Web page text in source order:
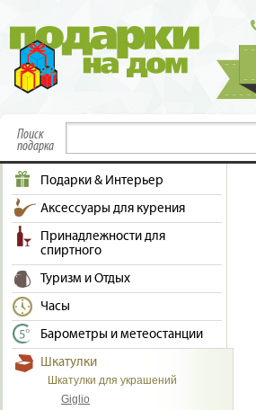
Поиск
подарка
Подарки & Интерьер
Аксессуары для курения
Принадлежности для
спиртного
Туризм и Отдых
Часы
Барометры и метеостанции
Шкатулки
Шкатулки для украшений
Giglio